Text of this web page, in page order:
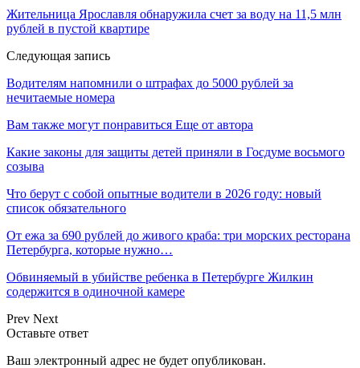
Жительница Ярославля обнаружила счет за воду на 11,5 млн
рублей в пустой квартире
Следующая запись
Водителям напомнили о штрафах до 5000 рублей за
нечитаемые номера
Вам также могут понравиться Еще от автора
Какие законы для защиты детей приняли в Госдуме восьмого
созыва
Что берут с собой опытные водители в 2026 году: новый
список обязательного
От ежа за 690 рублей до живого краба: три морских ресторана
Петербурга, которые нужно…
Обвиняемый в убийстве ребенка в Петербурге Жилкин
содержится в одиночной камере
Prev Next
Оставьте ответ
Ваш электронный адрес не будет опубликован.